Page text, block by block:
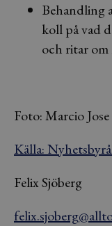
Behandling
koll på vad
och ritar om
Foto: Marcio
Källa:
Felix Sjöberg